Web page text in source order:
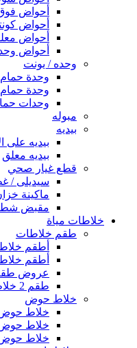
أحواض
أحواض
أحواض
أحواض
وحده / يونت
وحدة
وحدة
وحدات
مبوله
بيديه
بيديه على
بيديه معلق
قطع غيار صحي
سيديلى /
ماكينة
مقبض
خلاطات مياة
طقم خلاطات
أطقم خلاطات 2
أطقم خلاطات
عروض
طقم 2 خلاط ومسطرة
خلاط حوض
خلاط
خلاط
خلاط حوض